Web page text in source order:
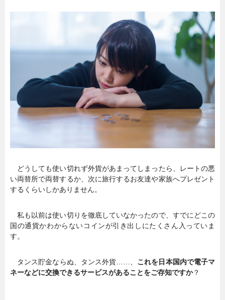
どうしても使い切れず外貨があまってしまったら、レートの悪
い両替所で両替するか、次に旅行するお友達や家族へプレゼント
するくらいしかありません。
私も以前は使い切りを徹底していなかったので、すでにどこの
国の通貨かわからないコインが引き出しにたくさん入っていま
す。
タンス貯金ならぬ、タンス外貨……、 これを日本国内で電子マ
ネーなどに交換できるサービスがあることをご存知ですか？